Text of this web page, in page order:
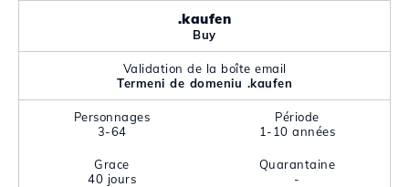
.kaufen
Buy
Validation de la boîte email
Termeni de domeniu .kaufen
Personnages
3-64
Période
1-10 années
Grace
40 jours
Quarantaine
-